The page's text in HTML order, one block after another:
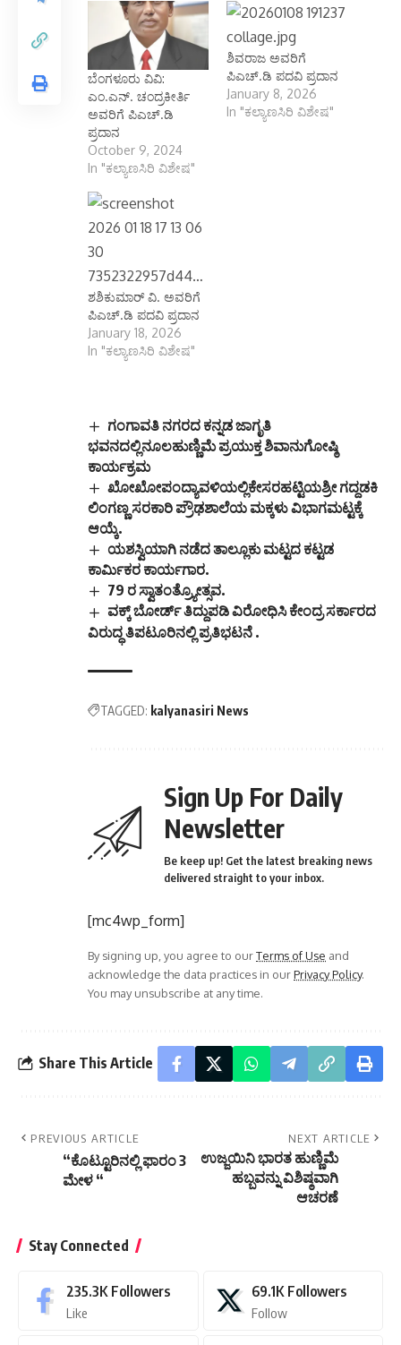
ಬೆಂಗಳೂರು ವಿವಿ:
ಎಂ.ಎನ್. ಚಂದ್ರಕೀರ್ತಿ
ಅವರಿಗೆ ಪಿಎಚ್‌.ಡಿ
ಪ್ರದಾನ
October 9, 2024
In "ಕಲ್ಯಾಣಸಿರಿ ವಿಶೇಷ"
ಶಿವರಾಜ ಅವರಿಗೆ
ಪಿಎಚ್.ಡಿ ಪದವಿ ಪ್ರದಾನ
January 8, 2026
In "ಕಲ್ಯಾಣಸಿರಿ ವಿಶೇಷ"
ಶಶಿಕುಮಾರ್ ವಿ. ಅವರಿಗೆ
ಪಿಎಚ್.ಡಿ ಪದವಿ ಪ್ರದಾನ
January 18, 2026
In "ಕಲ್ಯಾಣಸಿರಿ ವಿಶೇಷ"
ಗಂಗಾವತಿ ನಗರದ ಕನ್ನಡ ಜಾಗೃತಿ
ಭವನದಲ್ಲಿನೂಲಹುಣ್ಣಿಮೆ ಪ್ರಯುಕ್ತ ಶಿವಾನುಗೋಷ್ಠಿ
ಕಾರ್ಯಕ್ರಮ
ಖೋಖೋಪಂದ್ಯಾವಳಿಯಲ್ಲಿಕೇಸರಹಟ್ಟಿಯಶ್ರೀ ಗದ್ದಡಕಿ
ಲಿಂಗಣ್ಣ ಸರಕಾರಿ ಪ್ರೌಢಶಾಲೆಯ ಮಕ್ಕಳು ವಿಭಾಗಮಟ್ಟಕ್ಕೆ
ಆಯ್ಕೆ.
ಯಶಸ್ವಿಯಾಗಿ ನಡೆದ ತಾಲ್ಲೂಕು ಮಟ್ಟದ ಕಟ್ಟಡ
ಕಾರ್ಮಿಕರ ಕಾರ್ಯಗಾರ.
79 ರ ಸ್ವಾತಂತ್ರ್ಯೋತ್ಸವ.
ವಕ್ಕ್ ಬೋರ್ಡ್ ತಿದ್ದುಪಡಿ ವಿರೋಧಿಸಿ ಕೇಂದ್ರ ಸರ್ಕಾರದ
ವಿರುದ್ಧ ತಿಪಟೂರಿನಲ್ಲಿ ಪ್ರತಿಭಟನೆ .
TAGGED: kalyanasiri News
Sign Up For Daily
Newsletter
Be keep up! Get the latest breaking news
delivered straight to your inbox.
[mc4wp_form]
By signing up, you agree to ourTerms of Use and
acknowledge the data practices in ourPrivacy Policy.
You may unsubscribe at any time.
Share This Article
PREVIOUS ARTICLE
“ಕೊಟ್ಟೂರಿನಲ್ಲಿ ಫಾರಂ 3
ಮೇಳ “
NEXT ARTICLE
ಉಜ್ಜಯಿನಿ ಭಾರತ ಹುಣ್ಣಿಮೆ
ಹಬ್ಬವನ್ನು ವಿಶಿಷ್ಠವಾಗಿ
ಆಚರಣೆ
Stay Connected
235.3K Followers
Like
69.1K Followers
Follow